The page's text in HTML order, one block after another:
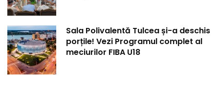
Sala Polivalentă Tulcea și-a deschis
porțile! Vezi Programul complet al
meciurilor FIBA U18